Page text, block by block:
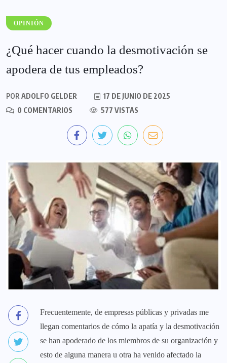
OPINIÓN
¿Qué hacer cuando la desmotivación se
apodera de tus empleados?
POR ADOLFO GELDER
17 DE JUNIO DE 2025
0 COMENTARIOS
577 VISTAS
Frecuentemente, de empresas públicas y privadas me
llegan comentarios de cómo la apatía y la desmotivación
se han apoderado de los miembros de su organización y
esto de alguna manera u otra ha venido afectado la